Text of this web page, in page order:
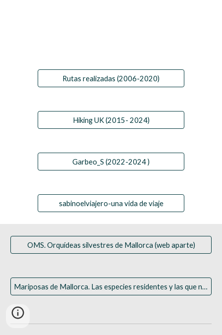
Rutas realizadas (2006-2020)
Hiking UK (2015- 2024)
Garbeo_S (2022-2024 )
sabinoelviajero-una vida de viaje
OMS. Orquídeas silvestres de Mallorca (web aparte)
Mariposas de Mallorca. Las especies residentes y las que nos visitan